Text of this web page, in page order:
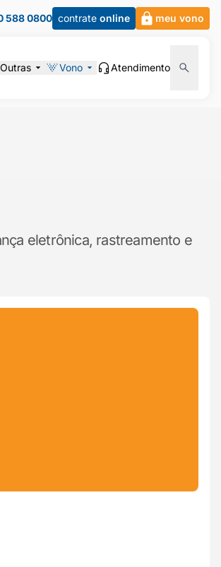
588 0800 contrate online meu vono
Outras Vono Atendimento
eletrônica, rastreamento e